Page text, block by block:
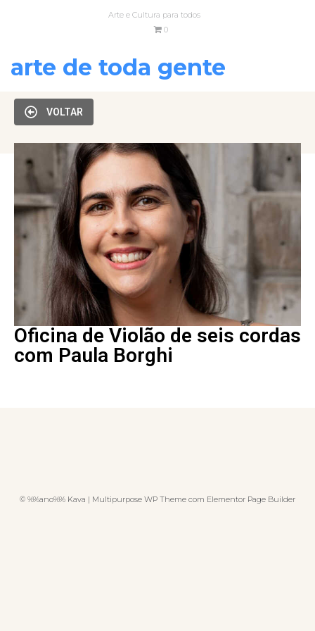
Arte e Cultura para todos
0
arte de toda gente
VOLTAR
Oficina de Violão de seis cordas
com Paula Borghi
© %%ano%% Kava | Multipurpose WP Theme com Elementor Page Builder